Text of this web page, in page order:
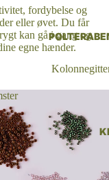
fordybelse og
eller øvet. Du får
kan gå i gang og
egne hænder.